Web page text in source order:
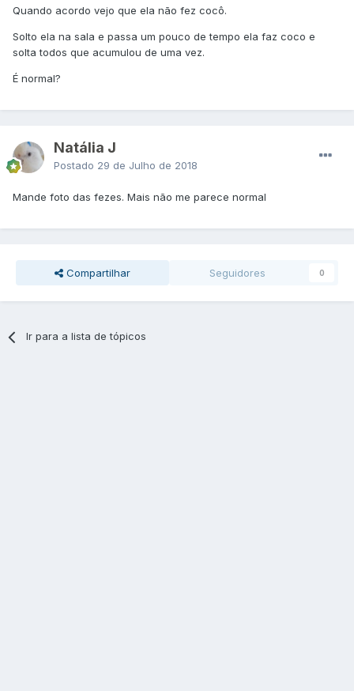
Quando acordo vejo que ela não fez cocô.
Solto ela na sala e passa um pouco de tempo ela faz coco e
solta todos que acumulou de uma vez.
É normal?
Natália J
Postado 29 de Julho de 2018
Mande foto das fezes. Mais não me parece normal
Compartilhar Seguidores 0
Ir para a lista de tópicos